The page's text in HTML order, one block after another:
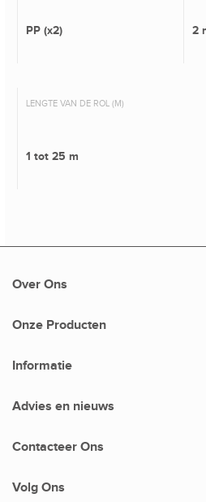
PP (x2) 2
LENGTE VAN DE ROL (M)
1 tot 25 m
Over Ons
Onze Producten
Contacteer Ons
Volg Ons
Informatie
Advies en nieuws